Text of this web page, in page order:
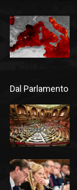
Dal Parlamento